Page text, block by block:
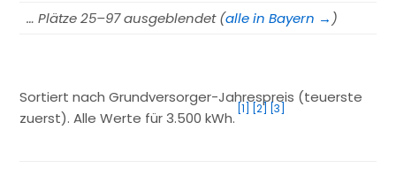
… Plätze 25–97 ausgeblendet (alle in Bayern → )
Sortiert nach Grundversorger-Jahrespreis (teuerste
zuerst). Alle Werte für 3.500 kWh.
[1] [2] [3]